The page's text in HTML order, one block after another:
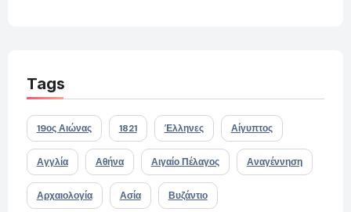
Tags
19ος Αιώνας 1821 Έλληνες Αίγυπτος
Αγγλία Αθήνα Αιγαίο Πέλαγος Αναγέννηση
Αρχαιολογία Ασία Βυζάντιο